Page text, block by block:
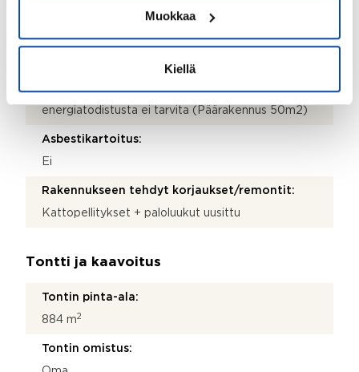
Muokkaa
Kiellä
Ei
Lisätietoja energiatodistuksesta:
Rakennuspaikan nykytilanteen mukaan,
energiatodistusta ei tarvita (Päärakennus 50m2)
Asbestikartoitus:
Ei
Rakennukseen tehdyt korjaukset/remontit:
Kattopellitykset + paloluukut uusittu
Tontti ja kaavoitus
Tontin pinta-ala:
884 m2
Tontin omistus: